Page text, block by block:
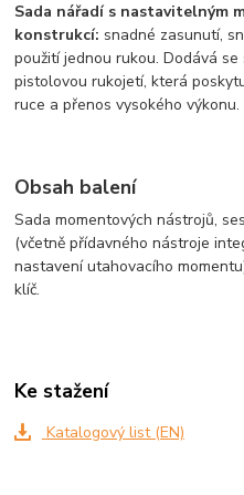
Sada nářadí s nastavitelným
konstrukcí: snadné zasunutí,
použití jednou rukou. Dodává
pistolovou rukojetí, která
ruce a přenos vysokého výkonu.
Obsah balení
Sada momentových nástrojů,
(včetně přídavného nástroje
nastavení utahovacího
klíč.
Ke stažení
Katalogový list (EN)